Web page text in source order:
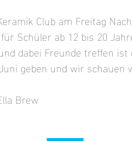
Club am Freitag
Schüler ab 12 bis 20
dabei Freunde treffen ist
geben und wir schauen
Brew